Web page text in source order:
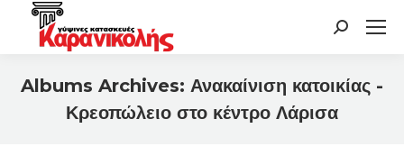
Search:
Albums Archives: Ανακαίνιση κατοικίας -
Κρεοπώλειο στο κέντρο Λάρισα